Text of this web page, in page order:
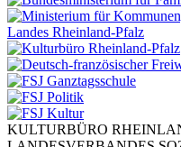
KULTURBÜRO